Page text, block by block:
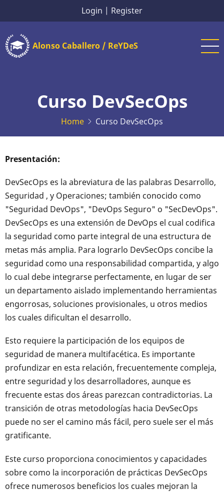
to
main
content
Login | Register
Alonso Caballero / ReYDeS
Curso DevSecOps
Home Curso DevSecOps
Presentación:
DevSecOps es la abreviatura de las palabras Desarrollo,
Seguridad , y Operaciones; también conocido como
"Seguridad DevOps", "DevOps Seguro" o "SecDevOps".
DevSecOps es una extensión de DevOps el cual codifica
la seguridad como parte integral de una estructura de
metas más amplia. Para lograrlo DevSecOps concibe la
seguridad como una responsabilidad compartida, y algo
lo cual debe integrarse perfectamente, en lugar de ser
un departamento aislado implementando herramientas
engorrosas, soluciones provisionales, u otros medios
los cuales dificultan el desarrollo.
Esto requiere la participación de los equipos de
seguridad de manera multifacética. Es importante
profundizar en esta relación, frecuentemente compleja,
entre seguridad y los desarrolladores, aunque es
frecuente estas dos áreas parezcan contradictorias. La
transición de otras metodologías hacia DevSecOps
puede no ser el camino más fácil, pero suele ser el más
gratificante.
Este curso proporciona conocimientos y capacidades
sobre como la incorporación de prácticas DevSecOps
ofrece numerosos beneficios los cuales mejoran la